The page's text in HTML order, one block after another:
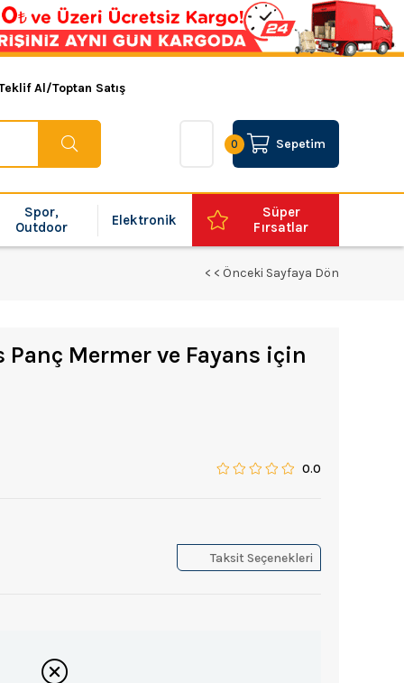
Al/Toptan Satış
Sepetim
0
Spor,
Outdoor
Elektronik
Süper
Fırsatlar
< < Önceki Sayfaya Dön
Panç Mermer ve Fayans için
0.0
Taksit Seçenekleri